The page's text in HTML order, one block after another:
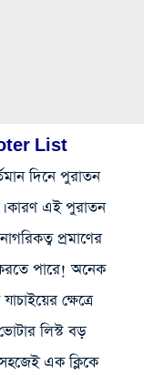
List
দিনে পুরাতন
কারণ এই পুরাতন
প্রমাণের
পারে! অনেক
ক্ষেত্রে
লিস্ট বড়
এক ক্লিকে